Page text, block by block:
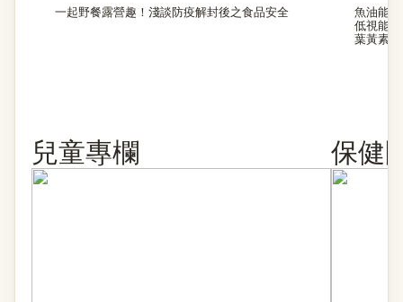
一起野餐露營趣！淺談防疫解封後之食品安全
魚油能
低視能
葉黃素
兒童專欄 保健